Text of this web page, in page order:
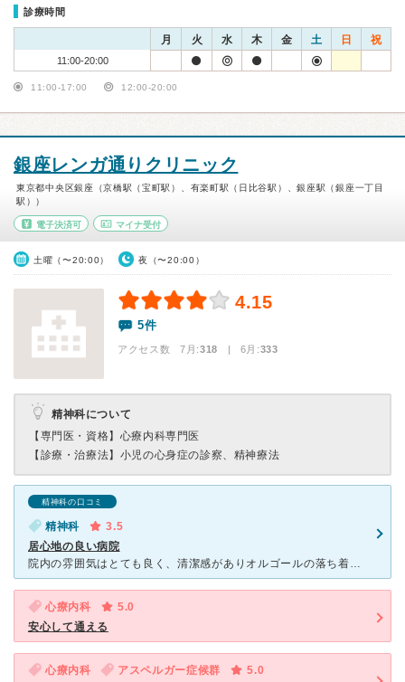
診療時間
月 火 水 木 金 土 日 祝
11:00-20:00
11:00-17:00 12:00-20:00
銀座レンガ通りクリニック
東京都中央区銀座（京橋駅（宝町駅）、有楽町駅（日比谷駅）、銀座駅（銀座一丁目
駅））
電子決済可 マイナ受付
土曜（〜20:00） 夜（〜20:00）
4.15
5件
アクセス数 7月:318 | 6月:333
精神科について
【専門医・資格】 心療内科専門医
【診療・治療法】 小児の心身症の診察、精神療法
精神科の口コミ
精神科
3.5
居心地の良い病院
院内の雰囲気はとても良く、清潔感がありオルゴールの落ち着いた曲が流れています。 順番が来たときは先生本人がそっと「○○さんどうぞ」と待合室まで来て声をかけてくださいます。 一度待合室でパニックを起
心療内科
5.0
安心して通える
心療内科 アスペルガー症候群
5.0